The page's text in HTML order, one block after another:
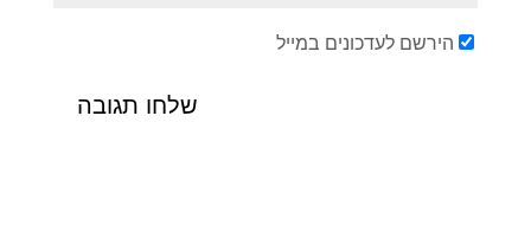
הירשם לעדכונים במייל